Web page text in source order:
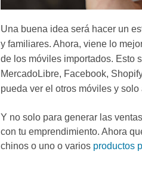
Una buena idea será hacer un
y familiares. Ahora, viene lo
de los móviles importados. Esto
MercadoLibre, Facebook,
pueda ver el otros móviles y
Y no solo para generar las
con tu emprendimiento. Ahora
chinos o uno o varios productos